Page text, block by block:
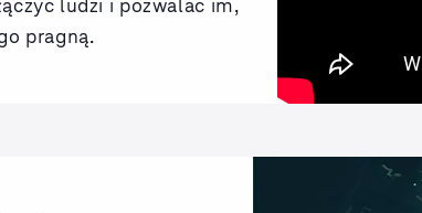
ludzi i pozwalać im,
pragną.